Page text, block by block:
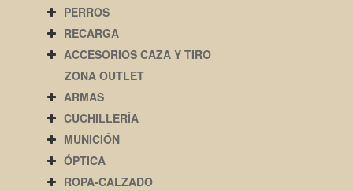
PERROS
RECARGA
ACCESORIOS CAZA Y TIRO
ZONA OUTLET
ARMAS
CUCHILLERÍA
MUNICIÓN
ÓPTICA
ROPA-CALZADO